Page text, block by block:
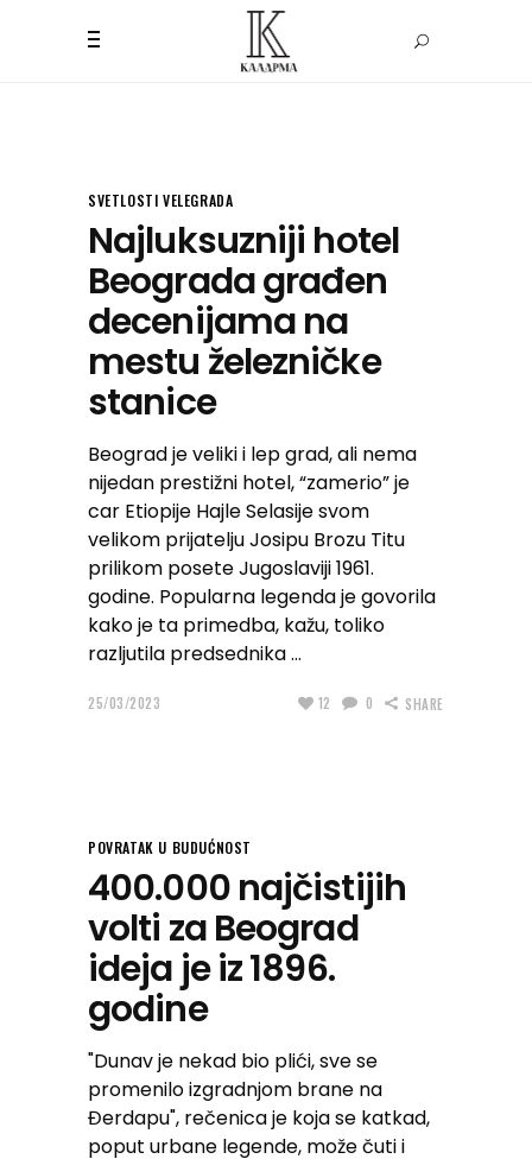
SVETLOSTI VELEGRADA
Najluksuzniji hotel
Beograda građen
decenijama na
mestu železničke
stanice
Beograd je veliki i lep grad, ali nema
nijedan prestižni hotel, “zamerio” je
car Etiopije Hajle Selasije svom
velikom prijatelju Josipu Brozu Titu
prilikom posete Jugoslaviji 1961.
godine. Popularna legenda je govorila
kako je ta primedba, kažu, toliko
razljutila predsednika
25/03/2023 12 0 SHARE
POVRATAK U BUDUĆNOST
400.000 najčistijih
volti za Beograd
ideja je iz 1896.
godine
"Dunav je nekad bio plići, sve se
promenilo izgradnjom brane na
Đerdapu", rečenica je koja se katkad,
poput urbane legende, može čuti i